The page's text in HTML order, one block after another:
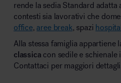
rende la sedia Standard
contesti sia lavorativi che
office, aree break, spazi
Alla stessa famiglia appartiene
classica con sedile e schienale
Contattaci per maggiori